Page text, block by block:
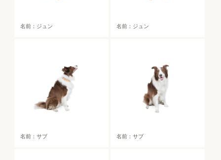
名前：ジュン 名前：ジュン
名前：サブ 名前：サブ